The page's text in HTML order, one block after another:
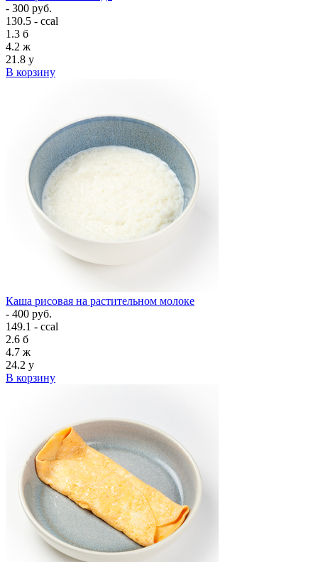
- 300 руб.
130.5 - ccal
1.3 б
4.2 ж
21.8 у
В корзину
Каша рисовая на растительном молоке
- 400 руб.
149.1 - ccal
2.6 б
4.7 ж
24.2 у
В корзину